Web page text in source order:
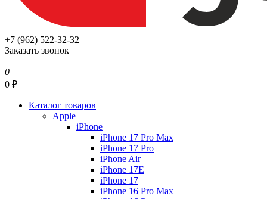
+7 (962) 522-32-32
Заказать звонок
0
0 ₽
Каталог товаров
Apple
iPhone
iPhone 17 Pro Max
iPhone 17 Pro
iPhone Air
iPhone 17E
iPhone 17
iPhone 16 Pro Max